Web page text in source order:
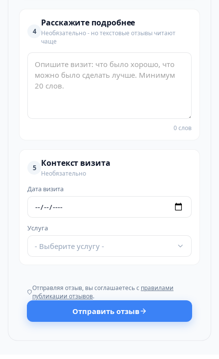
4
Расскажите подробнее
Необязательно - но текстовые отзывы читают
чаще
0 слов
5 Контекст визита
Необязательно
Дата визита
Услуга
- Выберите услугу -
Отправляя отзыв, вы соглашаетесь с правилами
публикации отзывов.
Отправить отзыв